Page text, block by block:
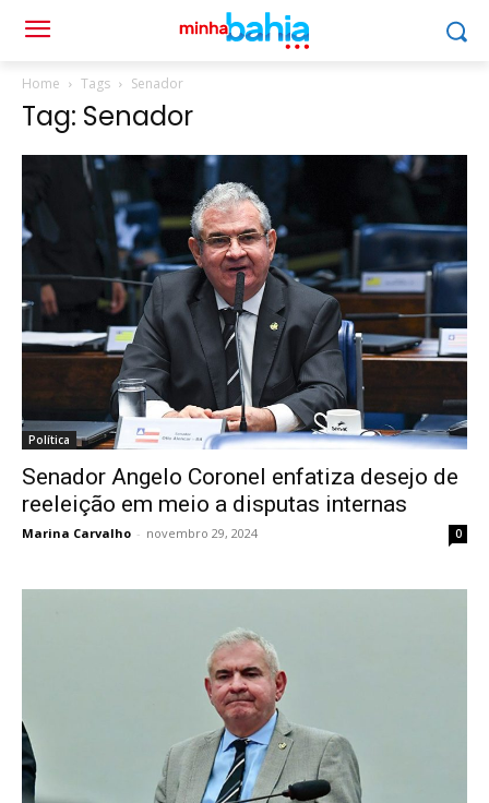
Home Tags Senador
Tag: Senador
Política
Senador Angelo Coronel enfatiza desejo de
reeleição em meio a disputas internas
Marina Carvalho - novembro 29, 2024 0